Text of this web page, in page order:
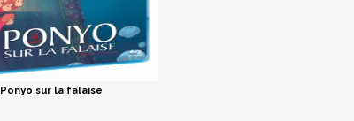
Ponyo sur la falaise